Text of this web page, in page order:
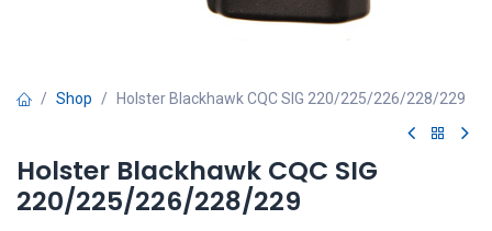
Shop Holster Blackhawk CQC SIG 220/225/226/228/229
Holster Blackhawk CQC SIG
220/225/226/228/229